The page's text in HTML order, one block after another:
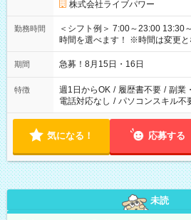
株式会社ライブパワー
勤務時間
＜シフト例＞ 7:00～23:00 13:30～22:00 上記の時間
時間を選べます！ ※時間は変更
期間 急募！8月15日・16日
特徴 週1日からOK / 履歴書不要 / 副業
電話対応なし / パソコンスキル不
気になる！ 応募する
未読